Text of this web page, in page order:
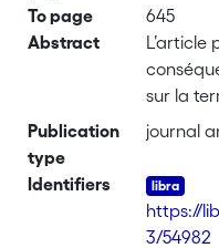
To page
645
Abstract
L’article
sur la
l’espace
capitaux
Publication
type
journal
Identifiers
https://
3/54982